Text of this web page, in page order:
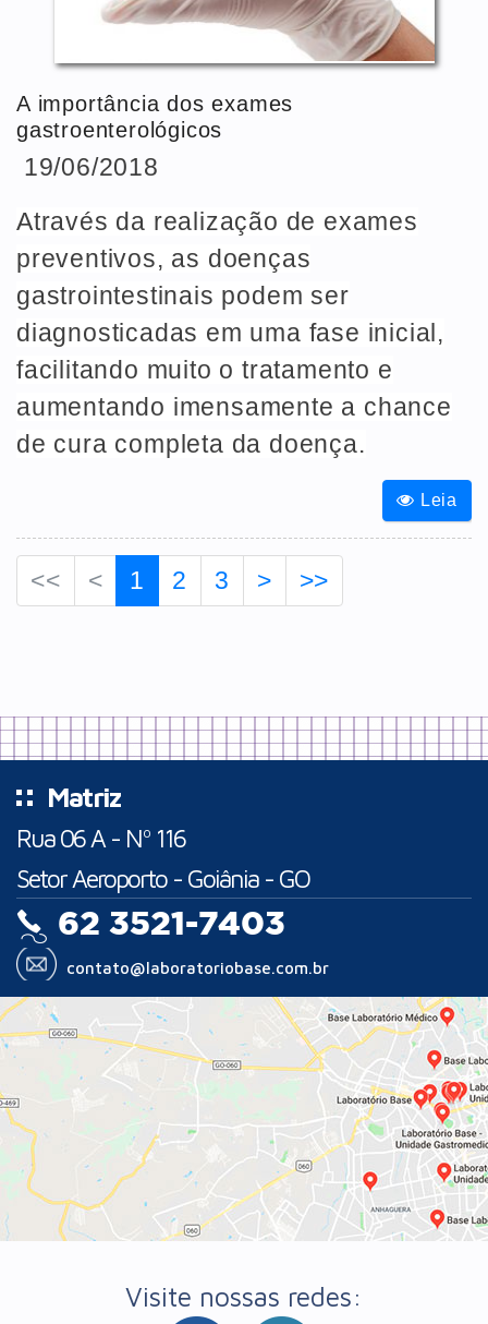
A importância dos exames
gastroenterológicos
19/06/2018
Através da realização de exames
preventivos, as doenças
gastrointestinais podem ser
diagnosticadas em uma fase inicial,
facilitando muito o tratamento e
aumentando imensamente a chance
de cura completa da doença.
Leia
<< < 1 2 3 > >>
Matriz
Rua 06 A - Nº 116
Setor Aeroporto - Goiânia - GO
62 3521-7403
contato@laboratoriobase.com.br
Visite nossas redes: